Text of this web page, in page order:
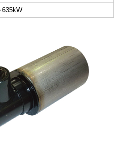
635kW